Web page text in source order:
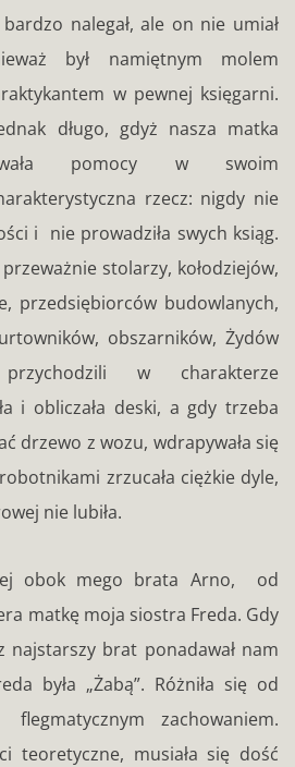
nalegał, ale on nie umiał
był namiętnym molem
w pewnej księgarni.
długo, gdyż nasza matka
pomocy w swoim
rzecz: nigdy nie
i nie prowadziła swych ksiąg.
stolarzy, kołodziejów,
przedsiębiorców budowlanych,
obszarników, Żydów
w charakterze
i obliczała deski, a gdy trzeba
drzewo z wozu, wdrapywała się
zrzucała ciężkie dyle,
nie lubiła.
obok mego brata Arno, od
matkę moja siostra Freda. Gdy
najstarszy brat ponadawał nam
była „Żabą”. Różniła się od
zachowaniem.
teoretyczne, musiała się dość